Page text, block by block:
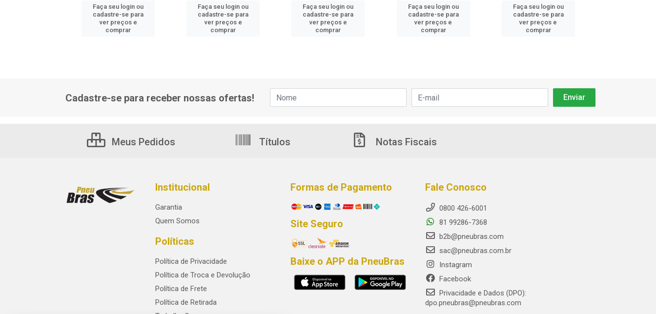
Faça seu login ou
cadastre-se para
ver preços e
comprar
Faça seu login ou
cadastre-se para
ver preços e
comprar
Faça seu login ou
cadastre-se para
ver preços e
comprar
Faça seu login ou
cadastre-se para
ver preços e
comprar
Faça seu login ou
cadastre-se para
ver preços e
comprar
Cadastre-se para receber nossas ofertas!
Meus Pedidos Títulos Notas Fiscais
Institucional
Garantia
Quem Somos
Políticas
Política de Privacidade
Política de Troca e Devolução
Política de Frete
Política de Retirada
Formas de Pagamento
Site Seguro
Baixe o APP da PneuBras
Fale Conosco
0800 426-6001
81 99286-7368
b2b@pneubras.com
sac@pneubras.com.br
Instagram
Facebook
Privacidade e Dados (DPO):
dpo.pneubras@pneubras.com